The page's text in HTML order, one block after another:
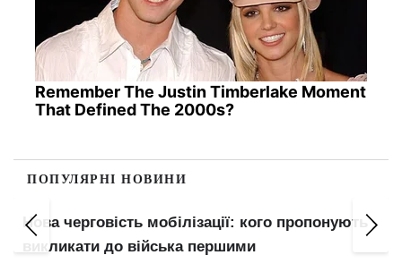
Remember The Justin Timberlake Moment
That Defined The 2000s?
ПОПУЛЯРНІ НОВИНИ
Нова черговість мобілізації: кого пропонують
викликати до війська першими